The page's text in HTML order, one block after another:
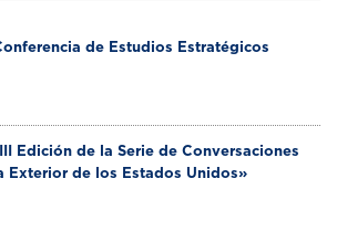
de Estudios Estratégicos
Edición de la Serie de Conversaciones
Exterior de los Estados Unidos»